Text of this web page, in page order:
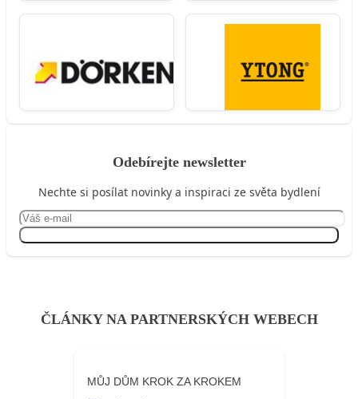
Odebírejte newsletter
Nechte si posílat novinky a inspiraci ze světa bydlení
ČLÁNKY NA PARTNERSKÝCH WEBECH
MŮJ DŮM KROK ZA KROKEM